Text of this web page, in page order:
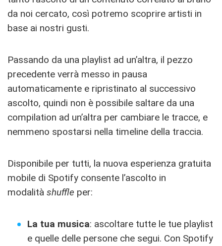
da noi cercato, così potremo scoprire artisti in
base ai nostri gusti.
Passando da una playlist ad un’altra, il pezzo
precedente verrà messo in pausa
automaticamente e ripristinato al successivo
ascolto, quindi non è possibile saltare da una
compilation ad un’altra per cambiare le tracce, e
nemmeno spostarsi nella timeline della traccia.
Disponibile per tutti, la nuova esperienza gratuita
mobile di Spotify consente l’ascolto in
modalità shuffle per:
La tua musica: ascoltare tutte le tue playlist
e quelle delle persone che segui. Con Spotify